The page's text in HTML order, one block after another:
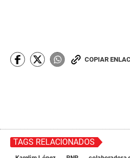
COPIAR
TAGS RELACIONADOS